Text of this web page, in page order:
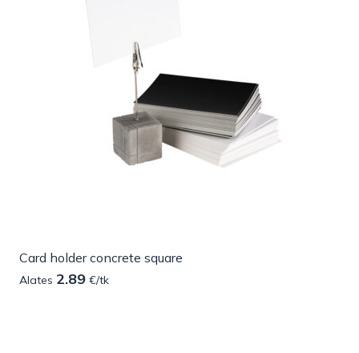
Card holder concrete square
Alates 2.89 €/tk